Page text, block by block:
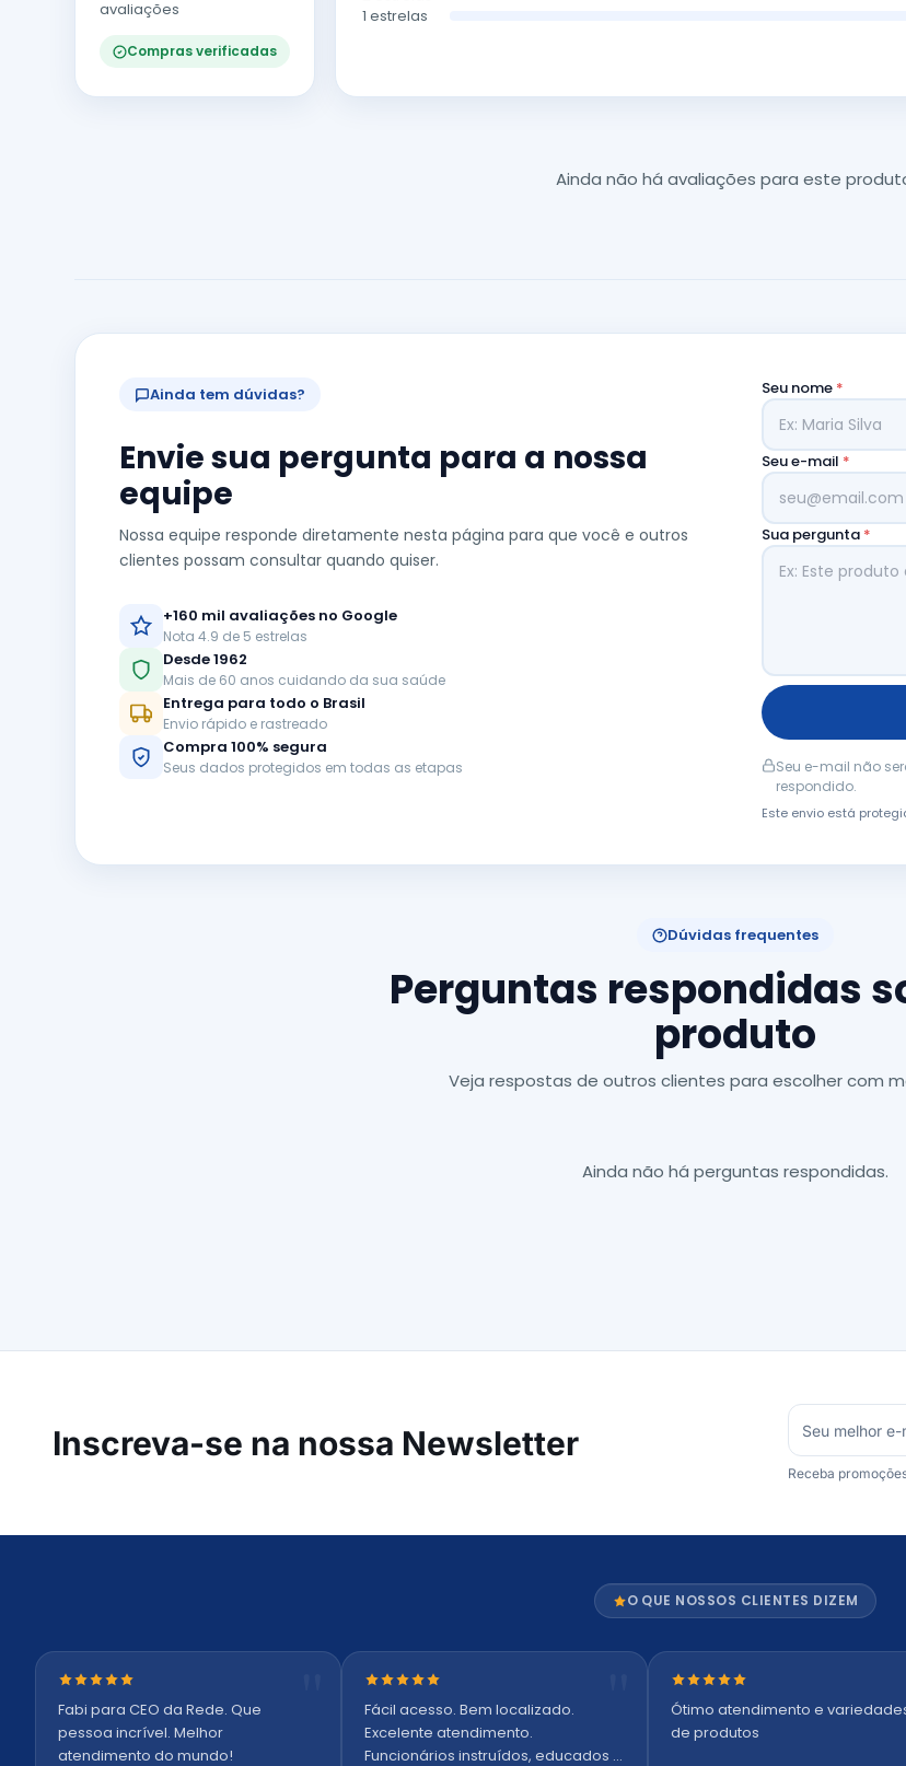
avaliações
Compras verificadas
1 estrelas
Ainda não há avaliações para este
Ainda tem dúvidas?
Envie sua pergunta para a nossa
equipe
Nossa equipe responde diretamente nesta página para que você e outros
clientes possam consultar quando quiser.
+160 mil avaliações no Google
Nota 4.9 de 5 estrelas
Desde 1962
Mais de 60 anos cuidando da sua saúde
Entrega para todo o Brasil
Envio rápido e rastreado
Compra 100% segura
Seus dados protegidos em todas as etapas
Seu nome *
Seu e-mail *
Sua pergunta *
Seu e-mail não
respondido.
Este envio está
Dúvidas frequentes
Perguntas respondidas
produto
Veja respostas de outros clientes para escolher com
Ainda não há perguntas respondidas.
Inscreva-se na nossa Newsletter
Receba
O QUE NOSSOS CLIENTES DIZEM
Nota 5 de 5 estrelas
Fabi para CEO da Rede. Que
pessoa incrível. Melhor
atendimento do mundo!
Nota 5 de 5 estrelas
Fácil acesso. Bem localizado.
Excelente atendimento.
Funcionários instruídos, educados e
Nota 5 de 5 estrelas
Ótimo atendimento e
de produtos